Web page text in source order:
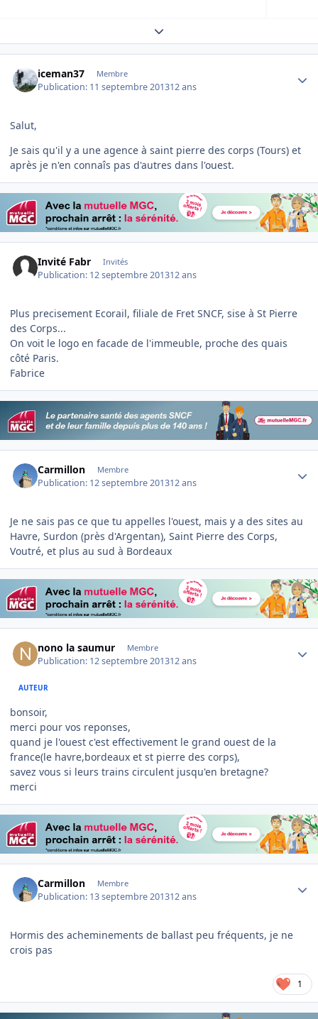
Expand topic overview
iceman37 Membre
Publication: 11 septembre 201312 ans
Salut,
Je sais qu'il y a une agence à saint pierre des corps (Tours) et
après je n'en connaîs pas d'autres dans l'ouest.
Invité Fabr Invités
Publication: 12 septembre 201312 ans
Plus precisement Ecorail, filiale de Fret SNCF, sise à St Pierre
des Corps...
On voit le logo en facade de l'immeuble, proche des quais
côté Paris.
Fabrice
Carmillon Membre
Publication: 12 septembre 201312 ans
Je ne sais pas ce que tu appelles l'ouest, mais y a des sites au
Havre, Surdon (près d'Argentan), Saint Pierre des Corps,
Voutré, et plus au sud à Bordeaux
nono la saumur Membre
Publication: 12 septembre 201312 ans
AUTEUR
bonsoir,
merci pour vos reponses,
quand je l'ouest c'est effectivement le grand ouest de la
france(le havre,bordeaux et st pierre des corps),
savez vous si leurs trains circulent jusqu'en bretagne?
merci
Carmillon Membre
Publication: 13 septembre 201312 ans
Hormis des acheminements de ballast peu fréquents, je ne
crois pas
1